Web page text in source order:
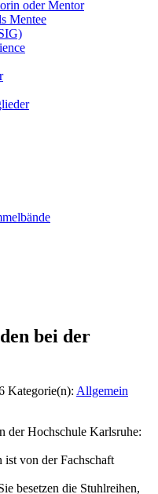
oder Mentor
Mentee
bei der
Kategorie(n): Allgemein
der Hochschule Karlsruhe:
ist von der Fachschaft
besetzen die Stuhlreihen,